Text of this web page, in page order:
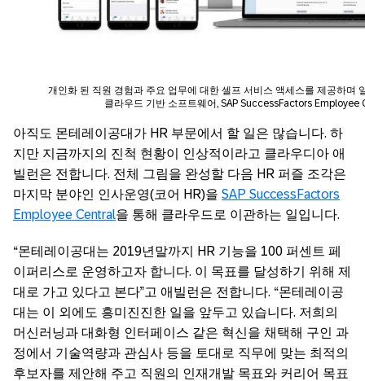
개인화 된 직원 경험과 주요 업무에 대한 셀프 서비스 액세스를 제공하며
클라우드 기반 소프트웨어, SAP SuccessFactors Employee
아직도 몬테레이공대가 HR 부문에서 할 일은 많습니다. 하
지만 지금까지의 진척 현황이 인상적이라고 클라우디아 애
빌런은 전합니다. 전체 그림을 완성할 다음 HR 퍼즐 조각은
마지막 분야인 인사운영(코어 HR)을 SAP SuccessFactors
Employee Central을 통해 클라우드로 이관하는 일입니다.
“몬테레이공대는 2019년말까지 HR 기능을 100 퍼센트 페
이퍼리스로 운영하고자 합니다. 이 목표를 달성하기 위해 제
대로 가고 있다고 본다”고 애빌런은 전합니다. “몬테레이공
대는 이 외에도 흥미진진한 일을 앞두고 있습니다. 저희의
머신러닝과 대화형 인터페이스 같은 혁신을 채택해 구인 과
정에서 기술역량과 관심사 등을 토대로 직무에 맞는 최적의
후보자를 제안해 주고 직원의 인재개발 목표와 커리어 목표